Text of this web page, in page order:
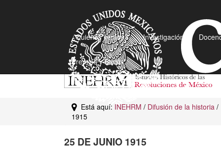
¿Quiénes somos? Investigación
Premios y Becas
Está aquí: INEHRM / Difusión de la historia /
1915
25 DE JUNIO 1915